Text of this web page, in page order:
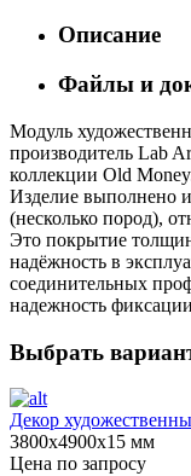
Описание
Файлы и
Модуль
производитель Lab
коллекции Old
Изделие выполнено
(несколько пород),
Это покрытие
надёжность в
соединительных
надежность
Выбрать
Декор
3800х4900х15 мм
Цена по запросу